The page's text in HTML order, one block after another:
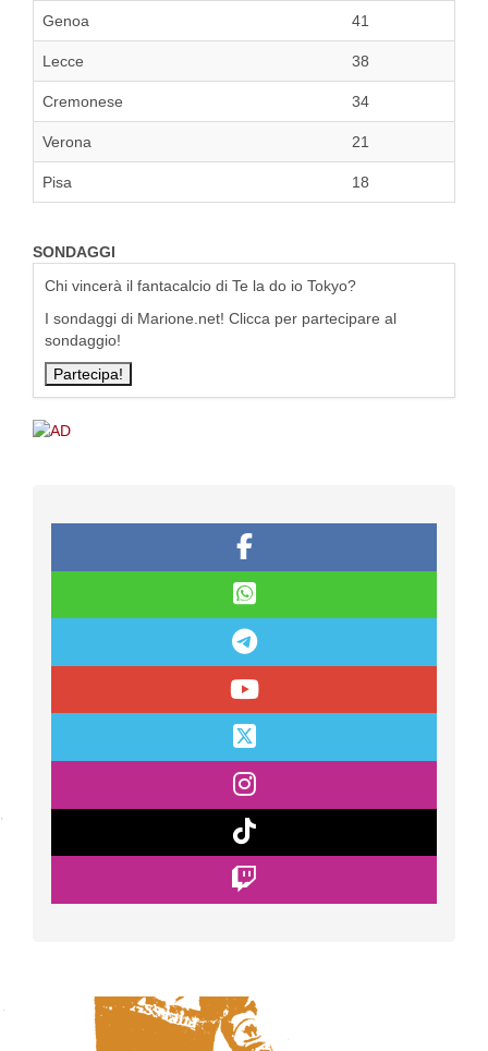
Genoa 41
Lecce 38
Cremonese 34
Verona 21
Pisa 18
SONDAGGI
Chi vincerà il fantacalcio di Te la do io Tokyo?
I sondaggi di Marione.net! Clicca per partecipare al
sondaggio!